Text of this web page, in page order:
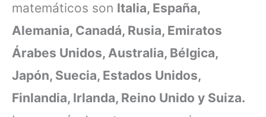
matemáticos son Italia, España,
Alemania, Canadá, Rusia, Emiratos
Árabes Unidos, Australia, Bélgica,
Japón, Suecia, Estados Unidos,
Finlandia, Irlanda, Reino Unido y Suiza.